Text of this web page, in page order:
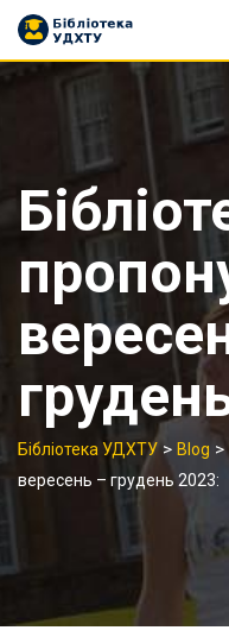
Skip
content
Бібліотека УДХТУ > Blog >
вересень – грудень 2023: